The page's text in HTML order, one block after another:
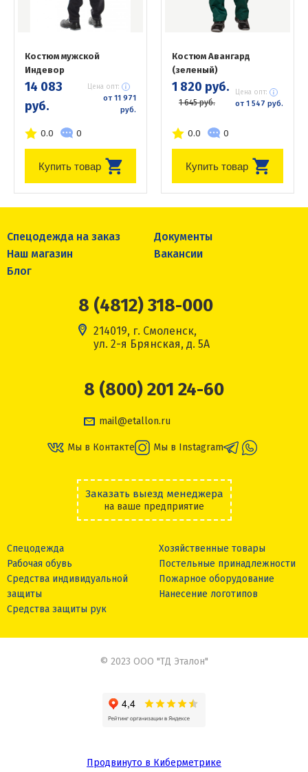
Костюм мужской
Индевор
14 083
руб.
Цена опт:
от 11 971
руб.
0.0 0
Купить товар
Костюм Авангард
(зеленый)
1 820 руб.
1 645 руб.
Цена опт:
от 1 547 руб.
0.0 0
Купить товар
Спецодежда на заказ
Документы
Наш магазин
Вакансии
Блог
8 (4812) 318-000
214019, г. Смоленск,
ул. 2-я Брянская, д. 5А
8 (800) 201 24-60
mail@etallon.ru
Мы в Контакте Мы в Instagram
Заказать выезд менеджера
на ваше предприятие
Спецодежда
Рабочая обувь
Средства индивидуальной
защиты
Средства защиты рук
Хозяйственные товары
Постельные принадлежности
Пожарное оборудование
Нанесение логотипов
© 2023 ООО "ТД Эталон"
Продвинуто в Киберметрике